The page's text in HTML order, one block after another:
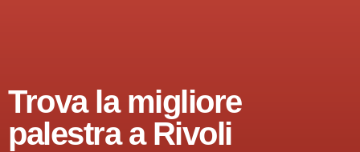
Trova la migliore
palestra a Rivoli